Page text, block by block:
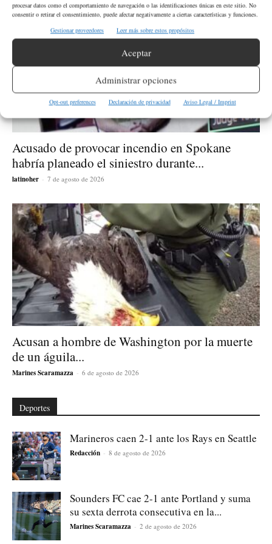
procesar datos como el comportamiento de navegación o las identificaciones únicas en este sitio. No
consentir o retirar el consentimiento, puede afectar negativamente a ciertas características y funciones.
Gestionar proveedores
Leer más sobre estos propósitos
Aceptar
Administrar opciones
Opt-out preferences Declaración de privacidad Aviso Legal / Imprint
Acusado de provocar incendio en Spokane
habría planeado el siniestro durante...
latinoher - 7 de agosto de 2026
Acusan a hombre de Washington por la muerte
de un águila...
Marines Scaramazza - 6 de agosto de 2026
Deportes
Marineros caen 2-1 ante los Rays en Seattle
Redacción - 8 de agosto de 2026
Sounders FC cae 2-1 ante Portland y suma
su sexta derrota consecutiva en la...
Marines Scaramazza - 2 de agosto de 2026